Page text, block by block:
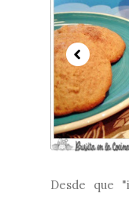
Desde que